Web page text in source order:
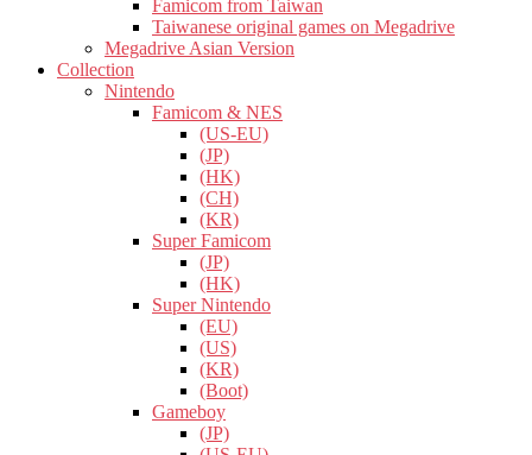
Famicom from Taiwan
Taiwanese original games on Megadrive
Megadrive Asian Version
Collection
Nintendo
Famicom & NES
(US-EU)
(JP)
(HK)
(CH)
(KR)
Super Famicom
(JP)
(HK)
Super Nintendo
(EU)
(US)
(KR)
(Boot)
Gameboy
(JP)